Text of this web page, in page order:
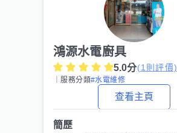
鴻源水電廚具
5.0分(1 則評價)
｜服務分類#水電維修
查看主頁
簡歷